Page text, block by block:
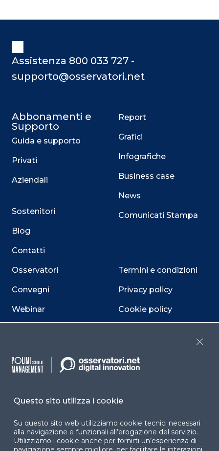
Assistenza 800 033 727 -
supporto@osservatori.net
Abbonamenti e
Supporto
Guida e supporto
Privati
Aziendali
Sostenitori
Blog
Contatti
Osservatori
Convegni
Webinar
Report
Grafici
Infografiche
Business case
News
Comunicati Stampa
Termini e condizioni
Privacy policy
Cookie policy
accessibilità
Facebook LinkedIn
Questo sito utilizza i cookie
Su questo sito web utilizziamo cookie tecnici necessari
alla navigazione e funzionali all’erogazione del servizio.
Utilizziamo i cookie anche per fornirti un’esperienza di